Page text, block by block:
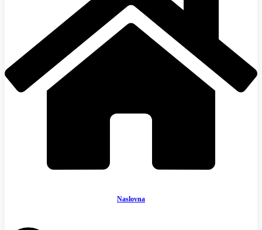
Naslovna